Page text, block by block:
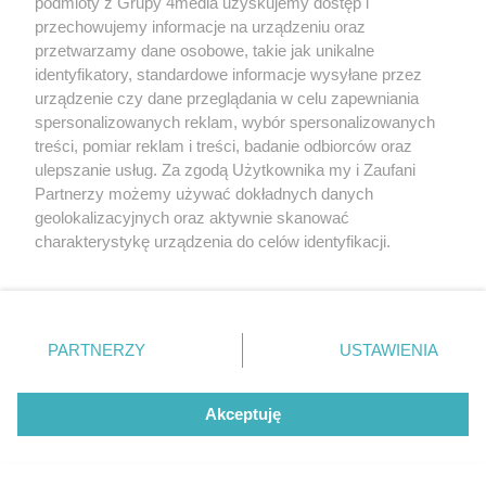
NAJNOWSZE
GALERIE ZDJĘĆ
Poprzednie
Następne
Radom Music Camp - Scena Młodych
przechowujemy informacje na urządzeniu oraz
przetwarzamy dane osobowe, takie jak unikalne
identyfikatory, standardowe informacje wysyłane przez
urządzenie czy dane przeglądania w celu zapewniania
spersonalizowanych reklam, wybór spersonalizowanych
treści, pomiar reklam i treści, badanie odbiorców oraz
ulepszanie usług. Za zgodą Użytkownika my i Zaufani
Partnerzy możemy używać dokładnych danych
geolokalizacyjnych oraz aktywnie skanować
charakterystykę urządzenia do celów identyfikacji.
zmienić/wycofać klikając przycisk ustawień prywatności
znajdujący się w lewym dolnym rogu strony
. Niektóre
użytkownika, ale masz prawo sprzeciwić się takiemu
przetwarzaniu. Preferencje będą miały zastosowania tylko
PARTNERZY USTAWIENIA
Akceptuję